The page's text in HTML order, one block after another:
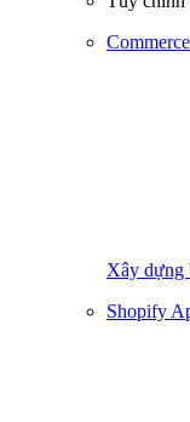
Xây dựng
Shopify